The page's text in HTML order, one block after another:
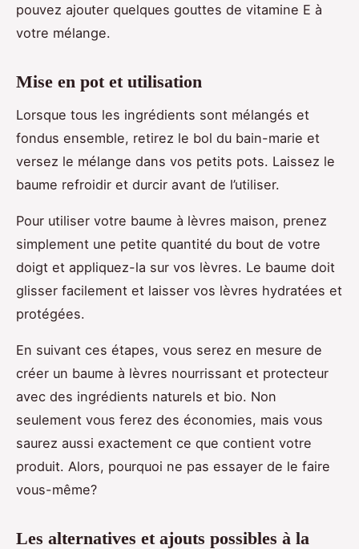
pouvez ajouter quelques gouttes de vitamine E à
votre mélange.
Mise en pot et utilisation
Lorsque tous les ingrédients sont mélangés et
fondus ensemble, retirez le bol du bain-marie et
versez le mélange dans vos petits pots. Laissez le
baume refroidir et durcir avant de l’utiliser.
Pour utiliser votre baume à lèvres maison, prenez
simplement une petite quantité du bout de votre
doigt et appliquez-la sur vos lèvres. Le baume doit
glisser facilement et laisser vos lèvres hydratées et
protégées.
En suivant ces étapes, vous serez en mesure de
créer un baume à lèvres nourrissant et protecteur
avec des ingrédients naturels et bio. Non
seulement vous ferez des économies, mais vous
saurez aussi exactement ce que contient votre
produit. Alors, pourquoi ne pas essayer de le faire
vous-même?
Les alternatives et ajouts possibles à la